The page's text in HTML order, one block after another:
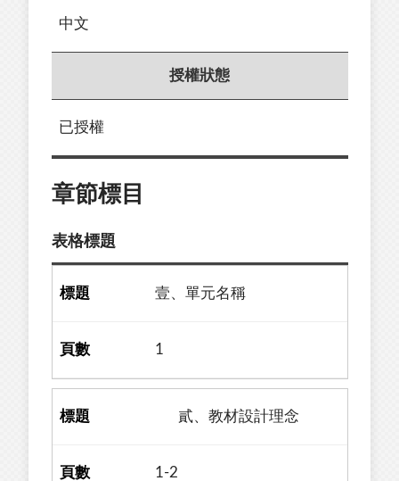
中文
授權狀態
已授權
章節標目
表格標題
壹、單元名稱
1
貳、教材設計理念
1-2